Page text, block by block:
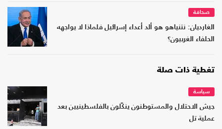
صحافة
الغارديان: نتنياهو هو ألد أعداء إسرائيل فلماذا لا يواجهه
الحلفاء الغربيون؟
تغطية ذات صلة
سياسة
جيش الاحتلال والمستوطنون ينكّلون بالفلسطينيين بعد
عملية تل